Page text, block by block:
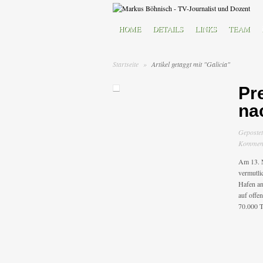
HOME DETAILS LINKS TEAM
Startseite » Artikel getaggt mit "Galicia"
Am 13.
Hafen
auf
70.000